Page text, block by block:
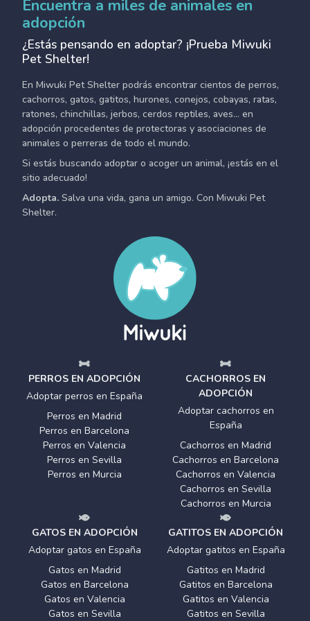
Encuentra a miles de animales en
adopción
¿Estás pensando en adoptar? ¡Prueba Miwuki
Pet Shelter!
En Miwuki Pet Shelter podrás encontrar cientos de perros,
cachorros, gatos, gatitos, hurones, conejos, cobayas, ratas,
ratones, chinchillas, jerbos, cerdos reptiles, aves... en
adopción procedentes de protectoras y asociaciones de
animales o perreras de todo el mundo.
Si estás buscando adoptar o acoger un animal, ¡estás en el
sitio adecuado!
Adopta. Salva una vida, gana un amigo. Con Miwuki Pet
Shelter.
PERROS EN ADOPCIÓN
Adoptar perros en España
Perros en Madrid
Perros en Barcelona
Perros en Valencia
Perros en Sevilla
Perros en Murcia
CACHORROS EN
ADOPCIÓN
Adoptar cachorros en
España
Cachorros en Madrid
Cachorros en Barcelona
Cachorros en Valencia
Cachorros en Sevilla
Cachorros en Murcia
GATOS EN ADOPCIÓN
Adoptar gatos en España
Gatos en Madrid
Gatos en Barcelona
Gatos en Valencia
Gatos en Sevilla
GATITOS EN ADOPCIÓN
Adoptar gatitos en España
Gatitos en Madrid
Gatitos en Barcelona
Gatitos en Valencia
Gatitos en Sevilla